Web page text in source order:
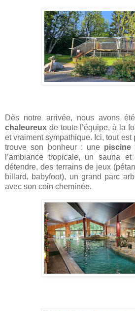
Dès notre arrivée, nous avons
chaleureux de toute l’équipe, à la
et vraiment sympathique. Ici, tout
trouve son bonheur : une piscine
l’ambiance tropicale, un sauna
détendre, des terrains de jeux
billard, babyfoot), un grand parc
avec son coin cheminée.